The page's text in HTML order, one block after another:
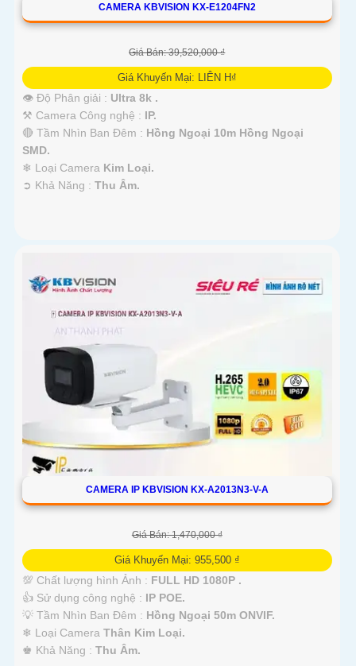
CAMERA KBVISION KX-E1204FN2
Giá Bán: 39,520,000 ₫
Giá Khuyến Mại: LIÊN H₫
👁 Độ Phân giải : Ultra 8k .
⚒ Camera Công nghệ : IP.
🔴 Tầm Nhìn Ban Đêm : Hồng Ngoại 10m Hồng Ngoại
SMD.
❄ Loại Camera Kim Loại.
️➲ Khả Năng : Thu Âm.
CAMERA IP KBVISION KX-A2013N3-V-A
Giá Bán: 1,470,000 ₫
Giá Khuyến Mại: 955,500 ₫
💯 Chất lượng hình Ảnh : FULL HD 1080P .
👍 Sử dụng công nghệ : IP POE.
💡 Tầm Nhìn Ban Đêm : Hồng Ngoại 50m ONVIF.
❄ Loại Camera Thân Kim Loại.
️♚ Khả Năng : Thu Âm.